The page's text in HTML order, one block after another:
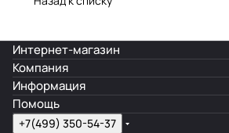
Интернет-магазин
Компания
Информация
Помощь
+7(499) 350-54-37